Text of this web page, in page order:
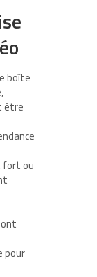
boîte
être
fort ou
pour